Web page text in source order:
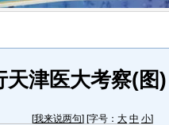
津医大考察(图)
[我来说两句] [字号： 大 中 小]